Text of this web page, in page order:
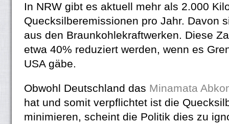
In NRW gibt es aktuell mehr als 2.000
Quecksilberemissionen pro Jahr. Davon
aus den Braunkohlekraftwerken. Diese
etwa 40% reduziert werden, wenn es
USA gäbe.
Obwohl Deutschland das Minamata
hat und somit verpflichtet ist die
minimieren, scheint die Politik dies zu